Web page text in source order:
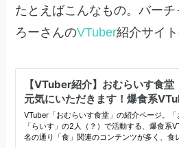
たとえばこんなもの。バー
ろーさんのVTuber紹介サイト